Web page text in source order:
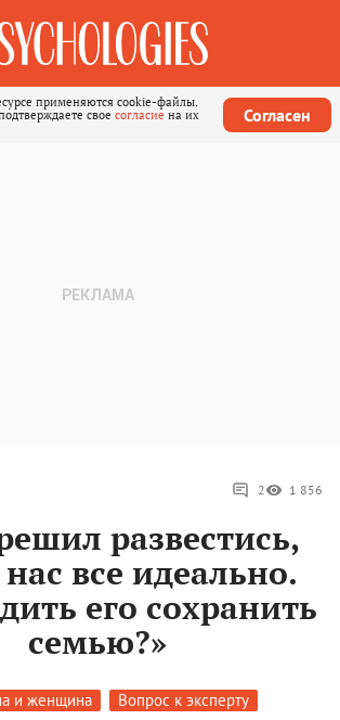
применяются cookie-файлы.
свое согласие на их
Согласен
2 1 856
развестись,
все идеально.
его сохранить
семью?»
и женщина
Вопрос к эксперту